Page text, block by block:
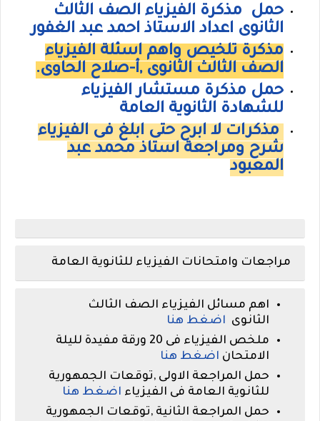
حمل مذكرة الفيزياء الصف الثالث
الثانوى اعداد الاستاذ احمد عبد الغفور
مذكرة تلخيص واهم اسئلة الفيزياء
الصف الثالث الثانوى ,أ-صلاح الحاوى.
حمل مذكرة مستشار الفيزياء
للشهادة الثانوية العامة
مذكرات لا ابرح حتى ابلغ فى الفيزياء
شرح ومراجعة استاذ محمد عبد
المعبود
مراجعات وامتحانات الفيزياء للثانوية العامة
اهم مسائل الفيزياء الصف الثالث
الثانوى اضغط هنا
ملخص الفيزياء فى 20 ورقة مفيدة لليلة
الامتحان اضغط هنا
حمل المراجعة الاولى ,توقعات الجمهورية
للثانوية العامة فى الفيزياء اضغط هنا
حمل المراجعة الثانية ,توقعات الجمهورية